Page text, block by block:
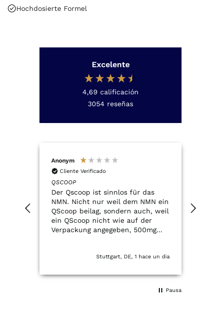
Hochdosierte Formel
Excelente
4,69 calificación
3054 reseñas
Anonym
Cliente Verificado
QSCOOP
Der Qscoop ist sinnlos für das
NMN. Nicht nur weil dem NMN ein
QScoop beilag, sondern auch, weil
ein QScoop nicht wie auf der
Verpackung angegeben, 500mg
Stuttgart, DE, 1 hace un dia
Pausa